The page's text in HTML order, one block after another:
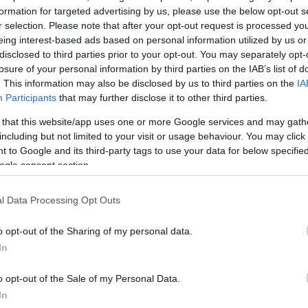
for targeted advertising by us, please use the below opt-out
selection. Please note that after your opt-out request is processed
interest-based ads based on personal information utilized by us
to third parties prior to your opt-out. You may separately
of your personal information by third parties on the IAB’s list of
This information may also be disclosed by us to third parties on the
Participants that may further disclose it to other third parties.
that this website/app uses one or more Google services and may
but not limited to your visit or usage behaviour. You may
to Google and its third-party tags to use your data for below
consent section.
Data Processing Opt Outs
opt-out of the Sharing of my personal data.
opt-out of the Sale of my Personal Data.
Η γνωστή παρουσιάστρια του
ταξίδεψε στη Νέα Υόρκη
από τις φωτογραφίες που
τους διαδικτυακούς της
ανάγκη για να ξεφύγει λίγο
και να χαλαρώσει για λίγες
Σπυροπούλου μας
της στο γιορτινά στολισμένο
στόχους που έχει θέσει
ενθουσιασμό, η όμορφη ξανθιά
είπα να θέσω και εγώ τους
Κέφι, χαρά, τρέλα”.